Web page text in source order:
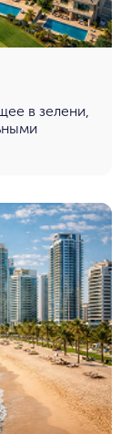
в зелени,